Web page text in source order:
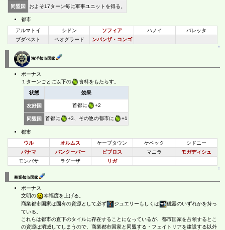
同盟国 およそ17ターン毎に軍事ユニットを得る。
都市
アルマトイ
シドン ソフィア ハノイ
バレッタ
ブダペスト
ベオグラード ンバンザ・コンゴ
↑
海洋都市国家
ボーナス
１ターンごとに以下の
食料をもたらす。
状態
効果
友好国 首都に +2
同盟国 首都に +3、その他の都市に +1
都市
ウル
オルムス ケープタウン ケベック
シドニー
パナマ
バンクーバー ビブロス マニラ
モガディシュ
モンバサ
ラグーザ リガ
↑
商業都市国家
ボーナス
文明の
幸福度を上げる。
商業都市国家は固有の資源として必ず
ジュエリーもしくは
磁器のいずれかを持っ
ている。
これらは都市の直下のタイルに存在することになっているが、都市国家を占領するとこ
の資源は消滅してしまうので、商業都市国家と同盟する・フェイトリアを建設する以外